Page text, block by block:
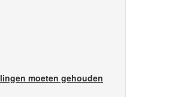
moeten gehouden